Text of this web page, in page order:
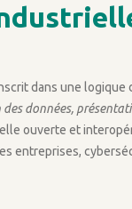
dans une
données,
ouverte et
entreprises,